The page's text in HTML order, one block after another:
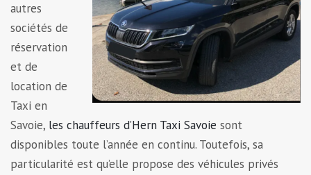
autres
sociétés de
réservation
et de
location de
Taxi en
Savoie, les chauffeurs d’Hern Taxi Savoie sont
disponibles toute l’année en continu. Toutefois, sa
particularité est qu’elle propose des véhicules privés